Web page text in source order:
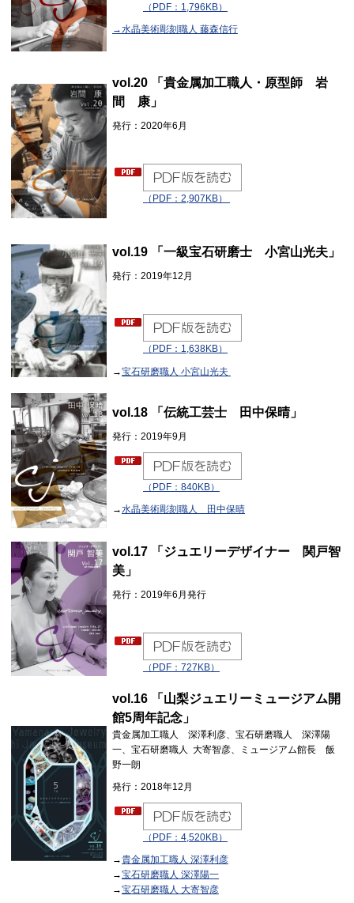
（PDF：1,796KB）
→水晶美術彫刻職人 藤森信行
vol.20 「貴金属加工職人・原型師 岩
間 康」
発行：2020年6月
（PDF：2,907KB）
vol.19 「一級宝石研磨士 小宮山光夫」
発行：2019年12月
（PDF：1,638KB）
→宝石研磨職人 小宮山光夫
vol.18 「伝統工芸士 田中保晴」
発行：2019年9月
（PDF：840KB）
→水晶美術彫刻職人 田中保晴
vol.17 「ジュエリーデザイナー 関戸智
美」
発行：2019年6月発行
（PDF：727KB）
vol.16 「山梨ジュエリーミュージアム開
館5周年記念」
貴金属加工職人 深澤利彦、宝石研磨職人 深澤陽
一、宝石研磨職人 大寄智彦、ミュージアム館長 飯
野一朗
発行：2018年12月
（PDF：4,520KB）
→貴金属加工職人 深澤利彦
→宝石研磨職人 深澤陽一
→宝石研磨職人 大寄智彦